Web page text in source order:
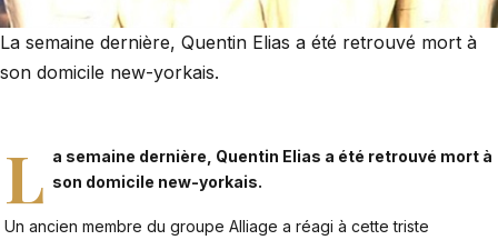
La semaine dernière, Quentin Elias a été retrouvé mort à
son domicile new-yorkais.
L a semaine dernière, Quentin Elias a été retrouvé mort à
son domicile new-yorkais.
Un ancien membre du groupe Alliage a réagi à cette triste